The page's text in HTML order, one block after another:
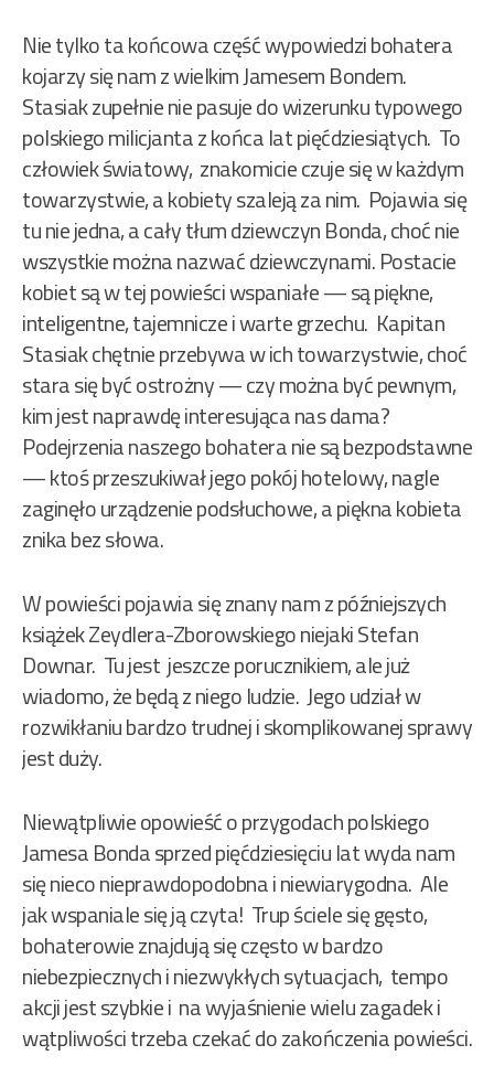
Nie tylko ta końcowa część wypowiedzi bohatera
kojarzy się nam z wielkim Jamesem Bondem.
Stasiak zupełnie nie pasuje do wizerunku typowego
polskiego milicjanta z końca lat pięćdziesiątych. To
człowiek światowy, znakomicie czuje się w każdym
towarzystwie, a kobiety szaleją za nim. Pojawia się
tu nie jedna, a cały tłum dziewczyn Bonda, choć nie
wszystkie można nazwać dziewczynami. Postacie
kobiet są w tej powieści wspaniałe — są piękne,
inteligentne, tajemnicze i warte grzechu. Kapitan
Stasiak chętnie przebywa w ich towarzystwie, choć
stara się być ostrożny — czy można być pewnym,
kim jest naprawdę interesująca nas dama?
Podejrzenia naszego bohatera nie są bezpodstawne
— ktoś przeszukiwał jego pokój hotelowy, nagle
zaginęło urządzenie podsłuchowe, a piękna kobieta
znika bez słowa.
W powieści pojawia się znany nam z późniejszych
książek Zeydlera-Zborowskiego niejaki Stefan
Downar. Tu jest jeszcze porucznikiem, ale już
wiadomo, że będą z niego ludzie. Jego udział w
rozwikłaniu bardzo trudnej i skomplikowanej sprawy
jest duży.
Niewątpliwie opowieść o przygodach polskiego
Jamesa Bonda sprzed pięćdziesięciu lat wyda nam
się nieco nieprawdopodobna i niewiarygodna. Ale
jak wspaniale się ją czyta! Trup ściele się gęsto,
bohaterowie znajdują się często w bardzo
niebezpiecznych i niezwykłych sytuacjach, tempo
akcji jest szybkie i na wyjaśnienie wielu zagadek i
wątpliwości trzeba czekać do zakończenia powieści.